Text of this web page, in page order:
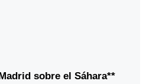
sobre el Sáhara